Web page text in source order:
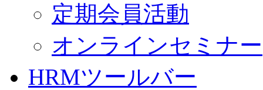
定期会員活動
オンラインセミナー
HRMツールバー